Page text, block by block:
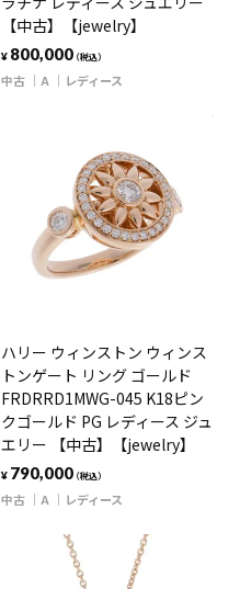
【中古】【jewelry】
¥ 800,000（税込）
中古 A レディース
ハリー ウィンストン ウィンス
トンゲート リング ゴールド
FRDRRD1MWG-045 K18ピン
クゴールド PG レディース ジュ
エリー 【中古】【jewelry】
¥ 790,000（税込）
中古 A レディース